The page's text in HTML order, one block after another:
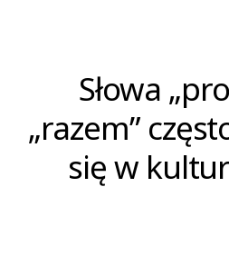
Słowa
„razem”
się w